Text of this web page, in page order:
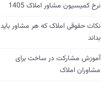
نرخ کمیسیون مشاور املاک 1405
نکات حقوقی املاک که هر مشاور باید
بداند
آموزش مشارکت در ساخت برای
مشاوران املاک